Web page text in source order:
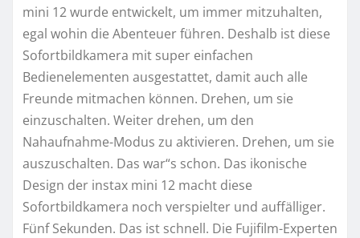
mini 12 wurde entwickelt, um immer mitzuhalten,
egal wohin die Abenteuer führen. Deshalb ist diese
Sofortbildkamera mit super einfachen
Bedienelementen ausgestattet, damit auch alle
Freunde mitmachen können. Drehen, um sie
einzuschalten. Weiter drehen, um den
Nahaufnahme-Modus zu aktivieren. Drehen, um sie
auszuschalten. Das war“s schon. Das ikonische
Design der instax mini 12 macht diese
Sofortbildkamera noch verspielter und auffälliger.
Fünf Sekunden. Das ist schnell. Die Fujifilm-Experten